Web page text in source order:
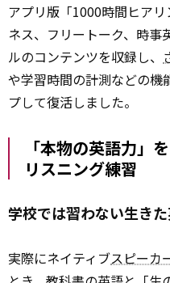
アプリ版「1000時間ヒア
ネス、フリートーク、時事
ルのコンテンツを収録し、
や学習時間の計測などの機
プして復活しました。
「本物の英語力」
リスニング練習
学校では習わない生き
実際にネイティブスピーカ